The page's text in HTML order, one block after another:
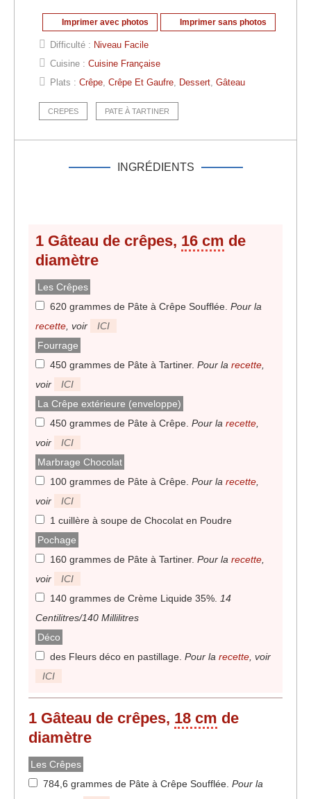
Imprimer avec photos Imprimer sans photos
Difficulté : Niveau Facile
Cuisine : Cuisine Française
Plats : Crêpe, Crêpe Et Gaufre, Dessert, Gâteau
CREPES PATE À TARTINER
INGRÉDIENTS
1 Gâteau de crêpes, 16 cm de
diamètre
Les Crêpes
620 grammes de Pâte à Crêpe Soufflée. Pour la
recette, voir
ICI
Fourrage
450 grammes de Pâte à Tartiner. Pour la recette,
voir
ICI
La Crêpe extérieure (enveloppe)
450 grammes de Pâte à Crêpe. Pour la recette,
voir
ICI
Marbrage Chocolat
100 grammes de Pâte à Crêpe. Pour la recette,
voir
ICI
1 cuillère à soupe de Chocolat en Poudre
Pochage
160 grammes de Pâte à Tartiner. Pour la recette,
voir
ICI
140 grammes de Crème Liquide 35%. 14
Centilitres/140 Millilitres
Déco
des Fleurs déco en pastillage. Pour la recette, voir
ICI
1 Gâteau de crêpes, 18 cm de
diamètre
Les Crêpes
784,6 grammes de Pâte à Crêpe Soufflée. Pour la